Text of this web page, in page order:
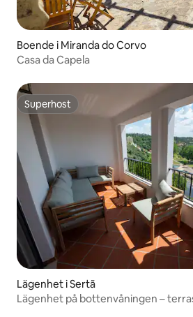
Boende i Miranda do Corvo
Casa da Capela
Superhost
Superhost
Lägenhet i Sertã
Lägenhet på bottenvåningen –